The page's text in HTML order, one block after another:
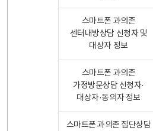
스마트폰 과의존
센터내방상담 신청자 및
대상자 정보
스마트폰 과의존
가정방문상담 신청자·
대상자·동의자 정보
스마트폰 과의존 집단상담